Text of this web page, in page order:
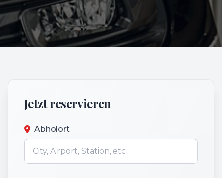
Jetzt reservieren
Abholort